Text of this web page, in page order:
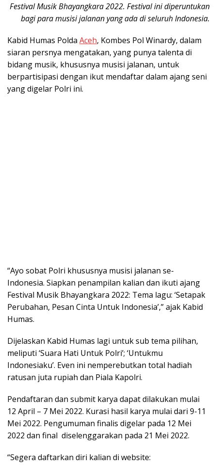
Festival Musik Bhayangkara 2022. Festival ini diperuntukan
bagi para musisi jalanan yang ada di seluruh Indonesia.
Kabid Humas Polda Aceh, Kombes Pol Winardy, dalam
siaran persnya mengatakan, yang punya talenta di
bidang musik, khususnya musisi jalanan, untuk
berpartisipasi dengan ikut mendaftar dalam ajang seni
yang digelar Polri ini.
“Ayo sobat Polri khususnya musisi jalanan se-
Indonesia. Siapkan penampilan kalian dan ikuti ajang
Festival Musik Bhayangkara 2022: Tema lagu: ‘Setapak
Perubahan, Pesan Cinta Untuk Indonesia’,” ajak Kabid
Humas.
Dijelaskan Kabid Humas lagi untuk sub tema pilihan,
meliputi ‘Suara Hati Untuk Polri’; ‘Untukmu
Indonesiaku’. Even ini nemperebutkan total hadiah
ratusan juta rupiah dan Piala Kapolri.
Pendaftaran dan submit karya dapat dilakukan mulai
12 April – 7 Mei 2022. Kurasi hasil karya mulai dari 9-11
Mei 2022. Pengumuman finalis digelar pada 12 Mei
2022 dan final diselenggarakan pada 21 Mei 2022.
“Segera daftarkan diri kalian di website: